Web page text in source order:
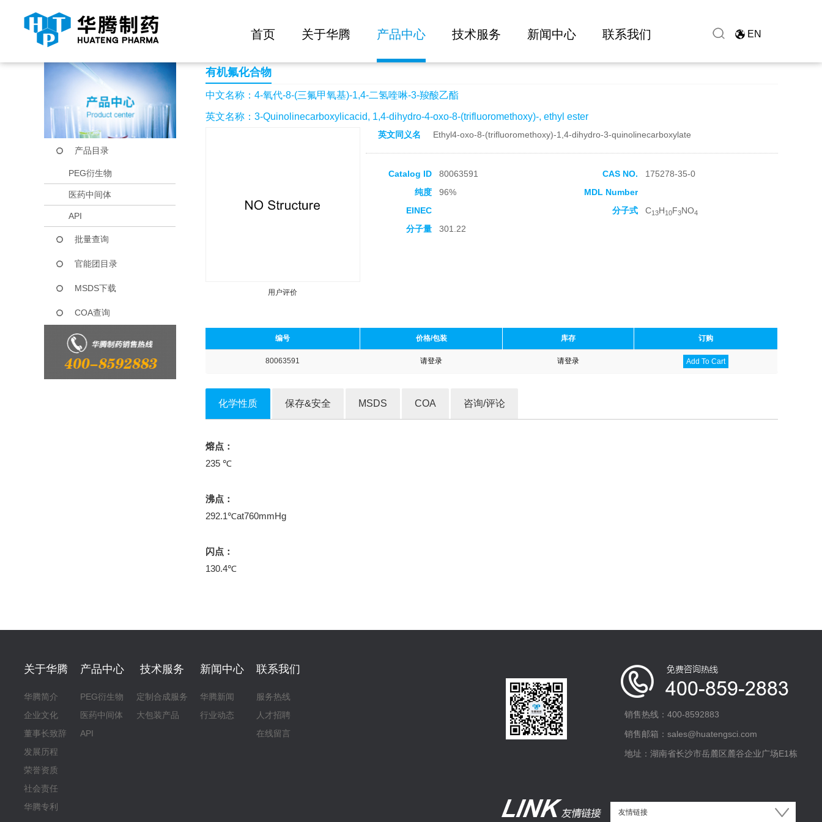
首页 关于华腾 产品中心 技术服务 新闻中心 联系我们 EN
当前位置： 首页 产品中心 4-氧代-8-(三氟甲氧基)-1,4-二氢喹啉-3-羧酸乙酯
产品目录
PEG衍生物
医药中间体
API
批量查询
官能团目录
MSDS下载
COA查询
有机氟化合物
中文名称：4-氧代-8-(三氟甲氧基)-1,4-二氢喹啉-3-羧酸乙酯
英文名称：3-Quinolinecarboxylicacid, 1,4-dihydro-4-oxo-8-(trifluoromethoxy)-, ethyl ester
用户评价
英文同义名 Ethyl4-oxo-8-(trifluoromethoxy)-1,4-dihydro-3-quinolinecarboxylate
Catalog ID 80063591 CAS NO.
175278-35-0
纯度
96%
MDL Number
EINEC
分子式 C13H10F3NO4
分子量 301.22
编号 价格/包装 库存 订购
80063591 请登录 请登录 Add To Cart
化学性质 保存&安全 MSDS COA 咨询/评论
熔点：
235 ℃
沸点：
292.1℃at760mmHg
闪点：
130.4℃
关于华腾
华腾简介
企业文化
董事长致辞
发展历程
荣誉资质
社会责任
华腾专利
产品中心
PEG衍生物
医药中间体
API
技术服务
定制合成服务
大包装产品
新闻中心
华腾新闻
行业动态
联系我们
服务热线
人才招聘
在线留言
销售热线：400-8592883
销售邮箱：sales@huatengsci.com
地址：湖南省长沙市岳麓区麓谷企业广场E1栋